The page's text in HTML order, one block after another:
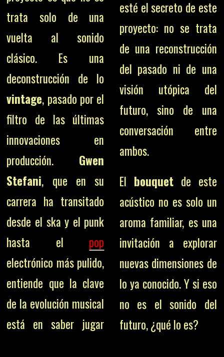
trata solo de una
vuelta al sonido
clásico. Es una
deconstrucción de lo
vintage, pasado por el
filtro de las últimas
innovaciones en
producción. Gwen
Stefani, que en su
carrera ha transitado
desde el ska y el punk
hasta el pop
electrónico más pulido,
entiende que la clave
de la evolución musical
está en saber jugar
esté el secreto de este
proyecto: no se trata
de una reconstrucción
del pasado ni de una
visión utópica del
futuro, sino de una
conversación entre
ambos.
El bouquetde este
acústico no es solo un
aroma familiar, es una
invitación a explorar
nuevas dimensiones de
lo ya conocido. Y si eso
no es el sonido del
futuro, ¿qué lo es?